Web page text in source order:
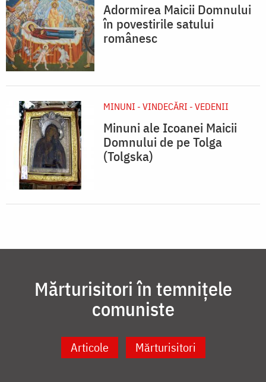
Adormirea Maicii Domnului
în povestirile satului
românesc
MINUNI - VINDECĂRI - VEDENII
Minuni ale Icoanei Maicii
Domnului de pe Tolga
(Tolgska)
Mărturisitori în temnițele
comuniste
Articole Mărturisitori